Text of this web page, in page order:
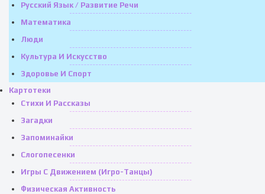
Русский Язык / Развитие Речи
Математика
Люди
Культура И Искусство
Здоровье И Спорт
Картотеки
Стихи И Рассказы
Загадки
Запоминайки
Слогопесенки
Игры С Движением (игро-Танцы)
Физическая Активность